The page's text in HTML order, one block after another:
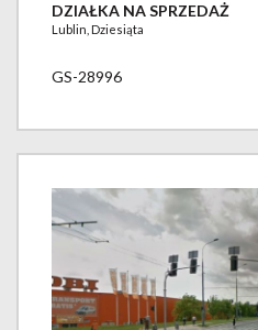
DZIAŁKA NA SPRZEDAŻ
Lublin, Dziesiąta
GS-28996